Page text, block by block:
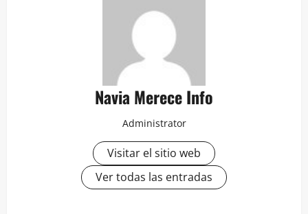
Navia Merece Info
Administrator
Visitar el sitio web
Ver todas las entradas